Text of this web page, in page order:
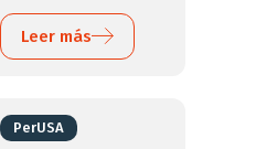
Leer más
PerUSA